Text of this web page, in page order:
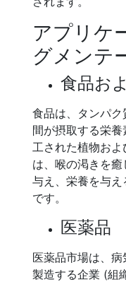
アプリケ
グメンテ
食品お
食品は、タンパ
間が摂取する栄
工された植物お
は、喉の渇きを
与え、栄養を与
です。
医薬品
医薬品市場は、
製造する企業 (組